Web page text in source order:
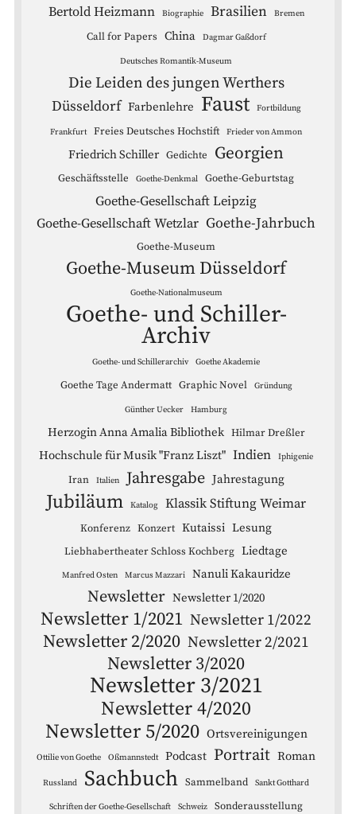
Bertold Heizmann Biographie Brasilien Bremen
Call for Papers China Dagmar Gaßdorf
Deutsches Romantik-Museum
Die Leiden des jungen Werthers
Düsseldorf Farbenlehre Faust Fortbildung
Frankfurt Freies Deutsches Hochstift Frieder von Ammon
Friedrich Schiller Gedichte Georgien
Geschäftsstelle Goethe-Denkmal Goethe-Geburtstag
Goethe-Gesellschaft Leipzig
Goethe-Gesellschaft Wetzlar Goethe-Jahrbuch
Goethe-Museum
Goethe-Museum Düsseldorf
Goethe-Nationalmuseum
Goethe- und Schiller-
Archiv
Goethe- und Schillerarchiv Goethe Akademie
Goethe Tage Andermatt Graphic Novel Gründung
Günther Uecker Hamburg
Herzogin Anna Amalia Bibliothek Hilmar Dreßler
Hochschule für Musik "Franz Liszt" Indien Iphigenie
Iran Italien Jahresgabe Jahrestagung
Jubiläum Katalog Klassik Stiftung Weimar
Konferenz Konzert Kutaissi Lesung
Liebhabertheater Schloss Kochberg Liedtage
Manfred Osten Marcus Mazzari Nanuli Kakauridze
Newsletter Newsletter 1/2020
Newsletter 1/2021 Newsletter 1/2022
Newsletter 2/2020 Newsletter 2/2021
Newsletter 3/2020
Newsletter 3/2021
Newsletter 4/2020
Newsletter 5/2020 Ortsvereinigungen
Ottilie von Goethe Oßmannstedt Podcast Portrait Roman
Russland Sachbuch Sammelband Sankt Gotthard
Schriften der Goethe-Gesellschaft Schweiz Sonderausstellung